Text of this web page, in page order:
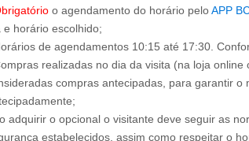
o agendamento do horário peloAPP
e horário escolhido;
de agendamentos 10:15 até 17:30.
realizadas no dia da visita (na loja
compras antecipadas, para garantir o
adquirir o opcional o visitante deve seguir as
estabelecidos, assim como respeitar o